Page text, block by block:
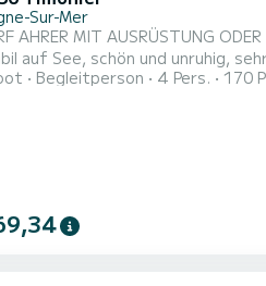
Sur-Mer
AHRER MIT AUSRÜSTUNG
auf See, schön und unruhig,
Fischer schätzen ihn für seine
Begleitperson 4 Pers. 170